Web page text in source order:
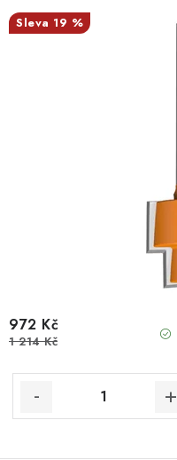
u
k
d
u
19 %
972 Kč
1 214 Kč